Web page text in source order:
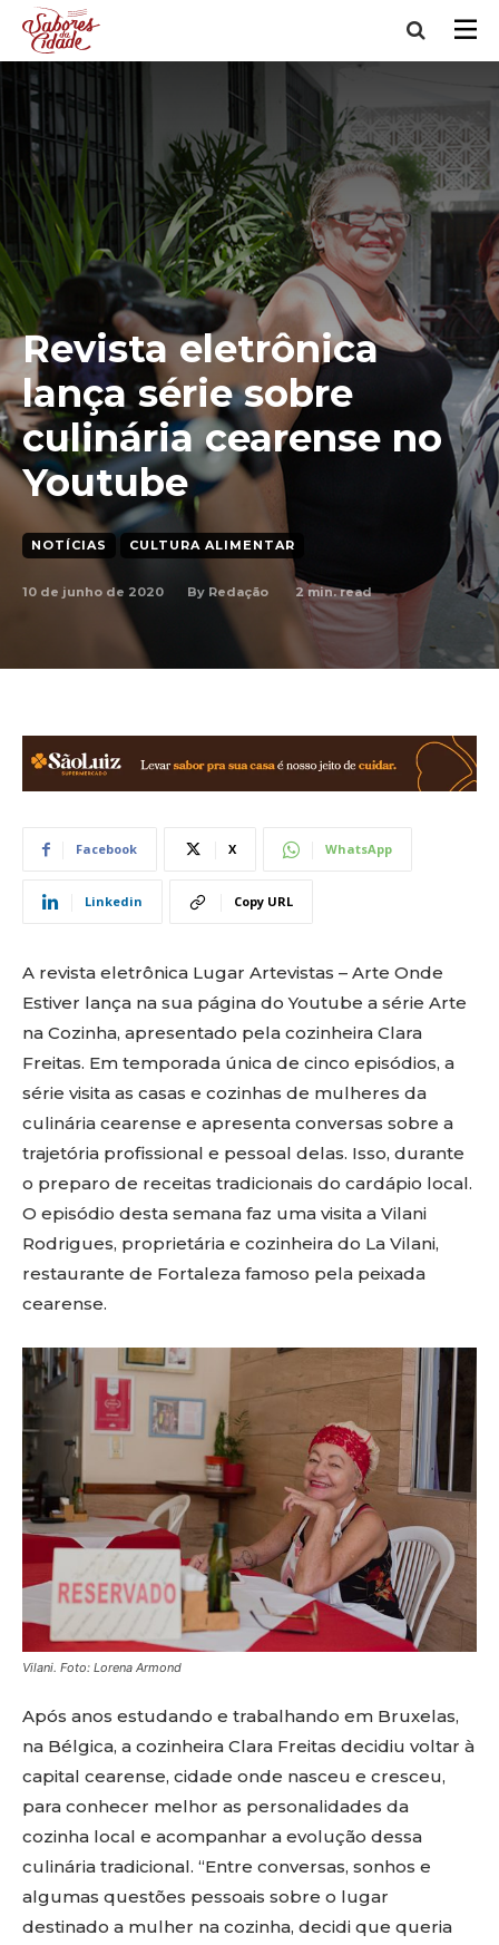
Revista eletrônica
lança série sobre
culinária cearense no
Youtube
NOTÍCIAS CULTURA ALIMENTAR
10 de junho de 2020 By Redação 2 min. read
Facebook X WhatsApp
Linkedin Copy URL
A revista eletrônica Lugar Artevistas – Arte Onde
Estiver lança na sua página do Youtube a série Arte
na Cozinha, apresentado pela cozinheira Clara
Freitas. Em temporada única de cinco episódios, a
série visita as casas e cozinhas de mulheres da
culinária cearense e apresenta conversas sobre a
trajetória profissional e pessoal delas. Isso, durante
o preparo de receitas tradicionais do cardápio local.
O episódio desta semana faz uma visita a Vilani
Rodrigues, proprietária e cozinheira do La Vilani,
restaurante de Fortaleza famoso pela peixada
cearense.
Vilani. Foto: Lorena Armond
Após anos estudando e trabalhando em Bruxelas,
na Bélgica, a cozinheira Clara Freitas decidiu voltar à
capital cearense, cidade onde nasceu e cresceu,
para conhecer melhor as personalidades da
cozinha local e acompanhar a evolução dessa
culinária tradicional. “Entre conversas, sonhos e
algumas questões pessoais sobre o lugar
destinado a mulher na cozinha, decidi que queria